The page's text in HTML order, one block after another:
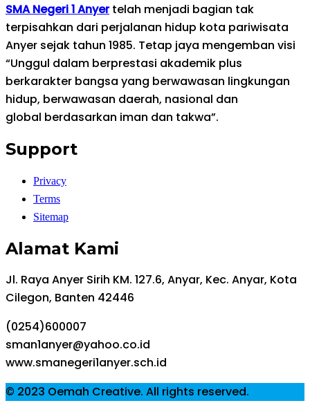
SMA Negeri 1 Anyertelah menjadi bagian tak
terpisahkan dari perjalanan hidup kota pariwisata
Anyer sejak tahun 1985. Tetap jaya mengemban visi
“Unggul dalam berprestasi akademik plus
berkarakter bangsa yang berwawasan lingkungan
hidup, berwawasan daerah, nasional dan
global berdasarkan iman dan takwa”.
Support
Privacy
Terms
Sitemap
Alamat Kami
Jl. Raya Anyer Sirih KM. 127.6, Anyar, Kec. Anyar, Kota
Cilegon, Banten 42446
(0254)600007
sman1anyer@yahoo.co.id
www.smanegeri1anyer.sch.id
© 2023 Oemah Creative. All rights reserved.